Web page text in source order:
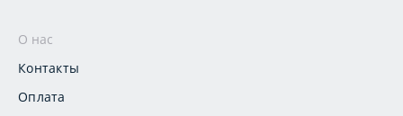
О нас
Контакты
Оплата